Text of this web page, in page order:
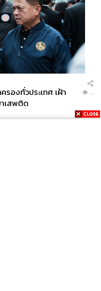
องทั่วประเทศ เฝ้า
เสพติด
...